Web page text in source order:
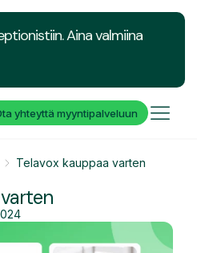
Aina valmiina
yhteyttä myyntipalveluun
Telavox kauppaa varten